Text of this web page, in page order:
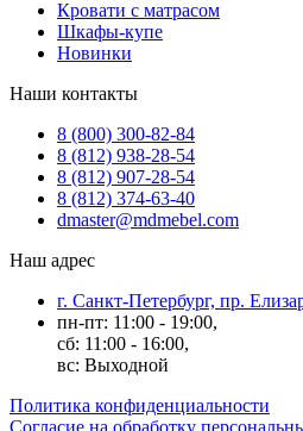
Кровати с матрасом
Шкафы-купе
Новинки
Наши контакты
8 (800) 300-82-84
8 (812) 938-28-54
8 (812) 907-28-54
8 (812) 374-63-40
dmaster@mdmebel.com
Наш адрес
г. Санкт-Петербург, пр.
пн-пт: 11:00 - 19:00,
сб: 11:00 - 16:00,
вс: Выходной
Политика конфиденциальности